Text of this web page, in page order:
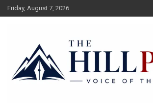
Skip
to
Friday, August 7, 2026